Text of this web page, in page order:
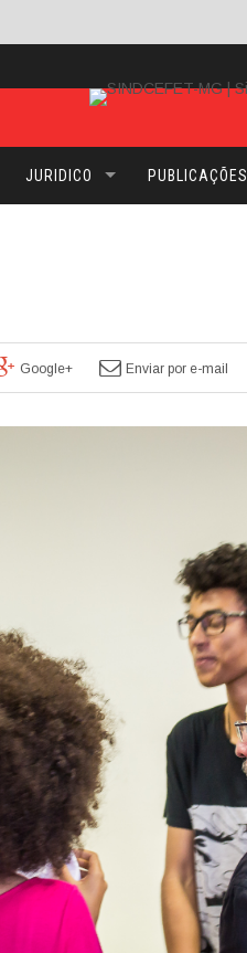
JURIDICO PUBLICAÇÕES
Google+ Enviar por e-mail